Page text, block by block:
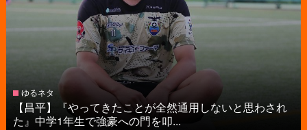
ゆるネタ
【昌平】『やってきたことが全然通用しないと思わされ
た』中学1年生で強豪への門を叩...